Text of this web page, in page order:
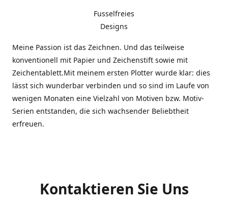
Fusselfreies
Designs
Meine Passion ist das Zeichnen. Und das teilweise
konventionell mit Papier und Zeichenstift sowie mit
Zeichentablett.Mit meinem ersten Plotter wurde klar: dies
lässt sich wunderbar verbinden und so sind im Laufe von
wenigen Monaten eine Vielzahl von Motiven bzw. Motiv-
Serien entstanden, die sich wachsender Beliebtheit
erfreuen.
Kontaktieren Sie Uns